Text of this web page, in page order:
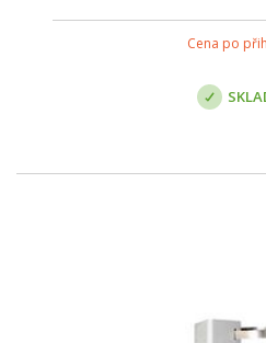
Cena po